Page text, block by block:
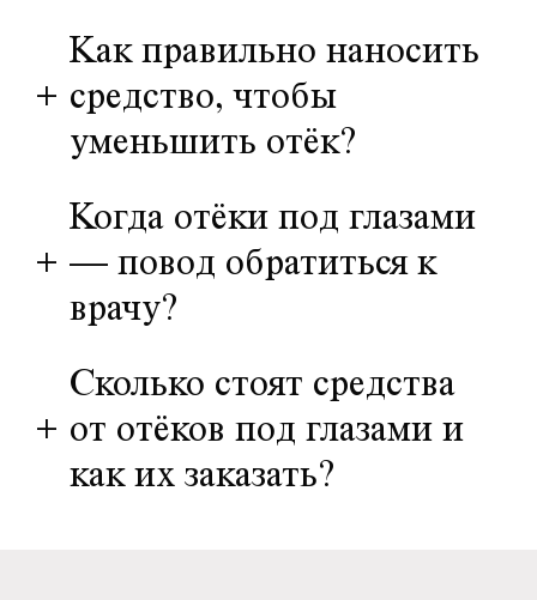
+
Как правильно наносить
средство, чтобы
уменьшить отёк?
+
Когда отёки под глазами
— повод обратиться к
врачу?
+
Сколько стоят средства
от отёков под глазами и
как их заказать?